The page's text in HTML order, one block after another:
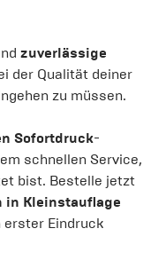
zuverlässige
der Qualität deiner
zu müssen.
Sofortdruck-
schnellen Service,
bist. Bestelle jetzt
in Kleinstauflage
erster Eindruck